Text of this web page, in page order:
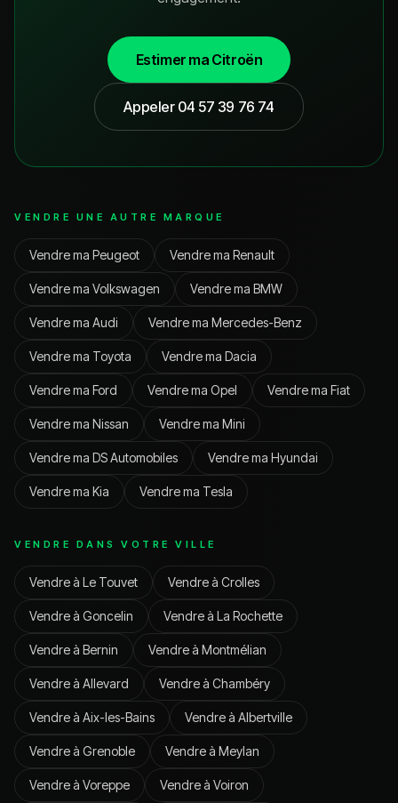
Estimer ma Citroën
Appeler 04 57 39 76 74
VENDRE UNE AUTRE MARQUE
Vendre ma Peugeot Vendre ma Renault
Vendre ma Volkswagen Vendre ma BMW
Vendre ma Audi Vendre ma Mercedes-Benz
Vendre ma Toyota Vendre ma Dacia
Vendre ma Ford Vendre ma Opel Vendre ma Fiat
Vendre ma Nissan Vendre ma Mini
Vendre ma DS Automobiles Vendre ma Hyundai
Vendre ma Kia Vendre ma Tesla
VENDRE DANS VOTRE VILLE
Vendre à Le Touvet Vendre à Crolles
Vendre à Goncelin Vendre à La Rochette
Vendre à Bernin Vendre à Montmélian
Vendre à Allevard Vendre à Chambéry
Vendre à Aix-les-Bains Vendre à Albertville
Vendre à Grenoble Vendre à Meylan
Vendre à Voreppe Vendre à Voiron